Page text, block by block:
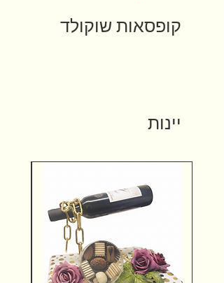
קופסאות שוקולד
יינות